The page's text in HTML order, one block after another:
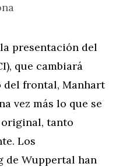
presentación del
que cambiará
del frontal, Manhart
vez más lo que se
tanto
Los
de Wuppertal han